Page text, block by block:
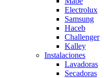
Electrolux
Samsung
Haceb
Challenger
Kalley
Instalaciones
Lavadoras
Secadoras